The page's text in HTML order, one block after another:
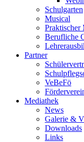
Schulgarten
Musical
Praktischer
Berufliche
Partner
VeBeFö
Mediathek
News
Galerie &
Downloads
Links